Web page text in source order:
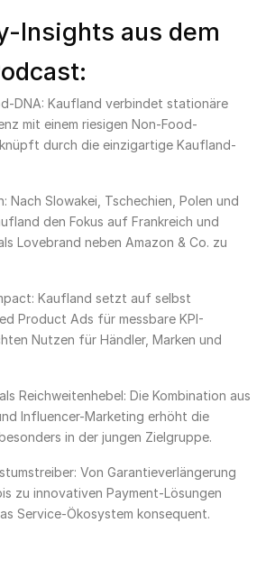
Insights aus dem
DNA: Kaufland verbindet stationäre
mit einem riesigen Non-Food-
durch die einzigartige Kaufland-
Nach Slowakei, Tschechien, Polen und
den Fokus auf Frankreich und
Lovebrand neben Amazon & Co. zu
Kaufland setzt auf selbst
Product Ads für messbare KPI-
Nutzen für Händler, Marken und
Reichweitenhebel: Die Kombination aus
Influencer-Marketing erhöht die
in der jungen Zielgruppe.
Von Garantieverlängerung
zu innovativen Payment-Lösungen
Service-Ökosystem konsequent.